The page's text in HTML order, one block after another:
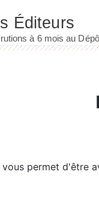
vous permet d'être